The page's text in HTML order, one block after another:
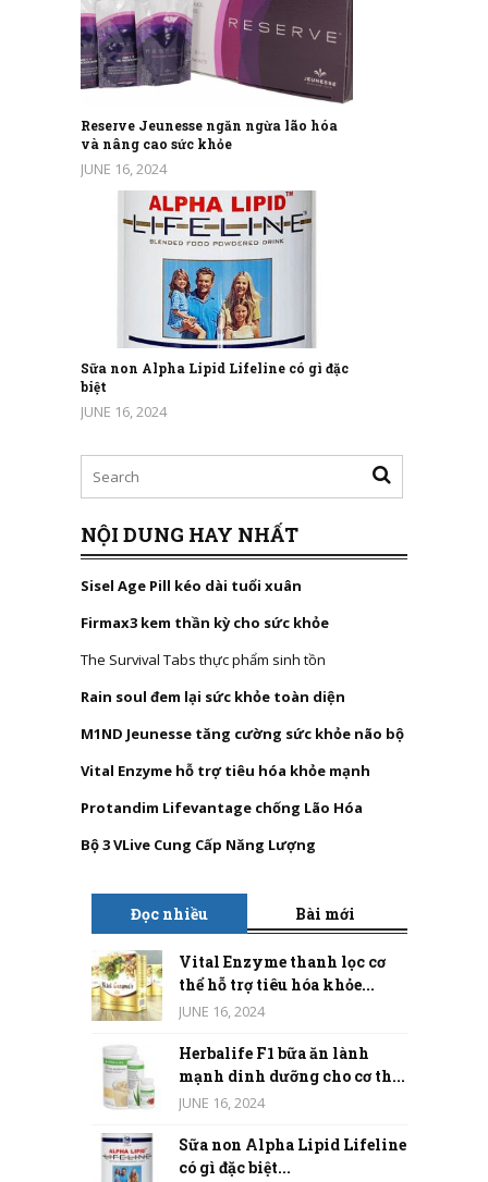
Reserve Jeunesse ngăn ngừa lão hóa
và nâng cao sức khỏe
JUNE 16, 2024
Sữa non Alpha Lipid Lifeline có gì đặc
biệt
JUNE 16, 2024
NỘI DUNG HAY NHẤT
Sisel Age Pill kéo dài tuổi xuân
Firmax3 kem thần kỳ cho sức khỏe
The Survival Tabs thực phẩm sinh tồn
Rain soul đem lại sức khỏe toàn diện
M1ND Jeunesse tăng cường sức khỏe não bộ
Vital Enzyme hỗ trợ tiêu hóa khỏe mạnh
Protandim Lifevantage chống Lão Hóa
Bộ 3 VLive Cung Cấp Năng Lượng
Đọc nhiều Bài mới
Vital Enzyme thanh lọc cơ
thể hỗ trợ tiêu hóa khỏe...
JUNE 16, 2024
Herbalife F1 bữa ăn lành
mạnh dinh dưỡng cho cơ th...
JUNE 16, 2024
Sữa non Alpha Lipid Lifeline
có gì đặc biệt...